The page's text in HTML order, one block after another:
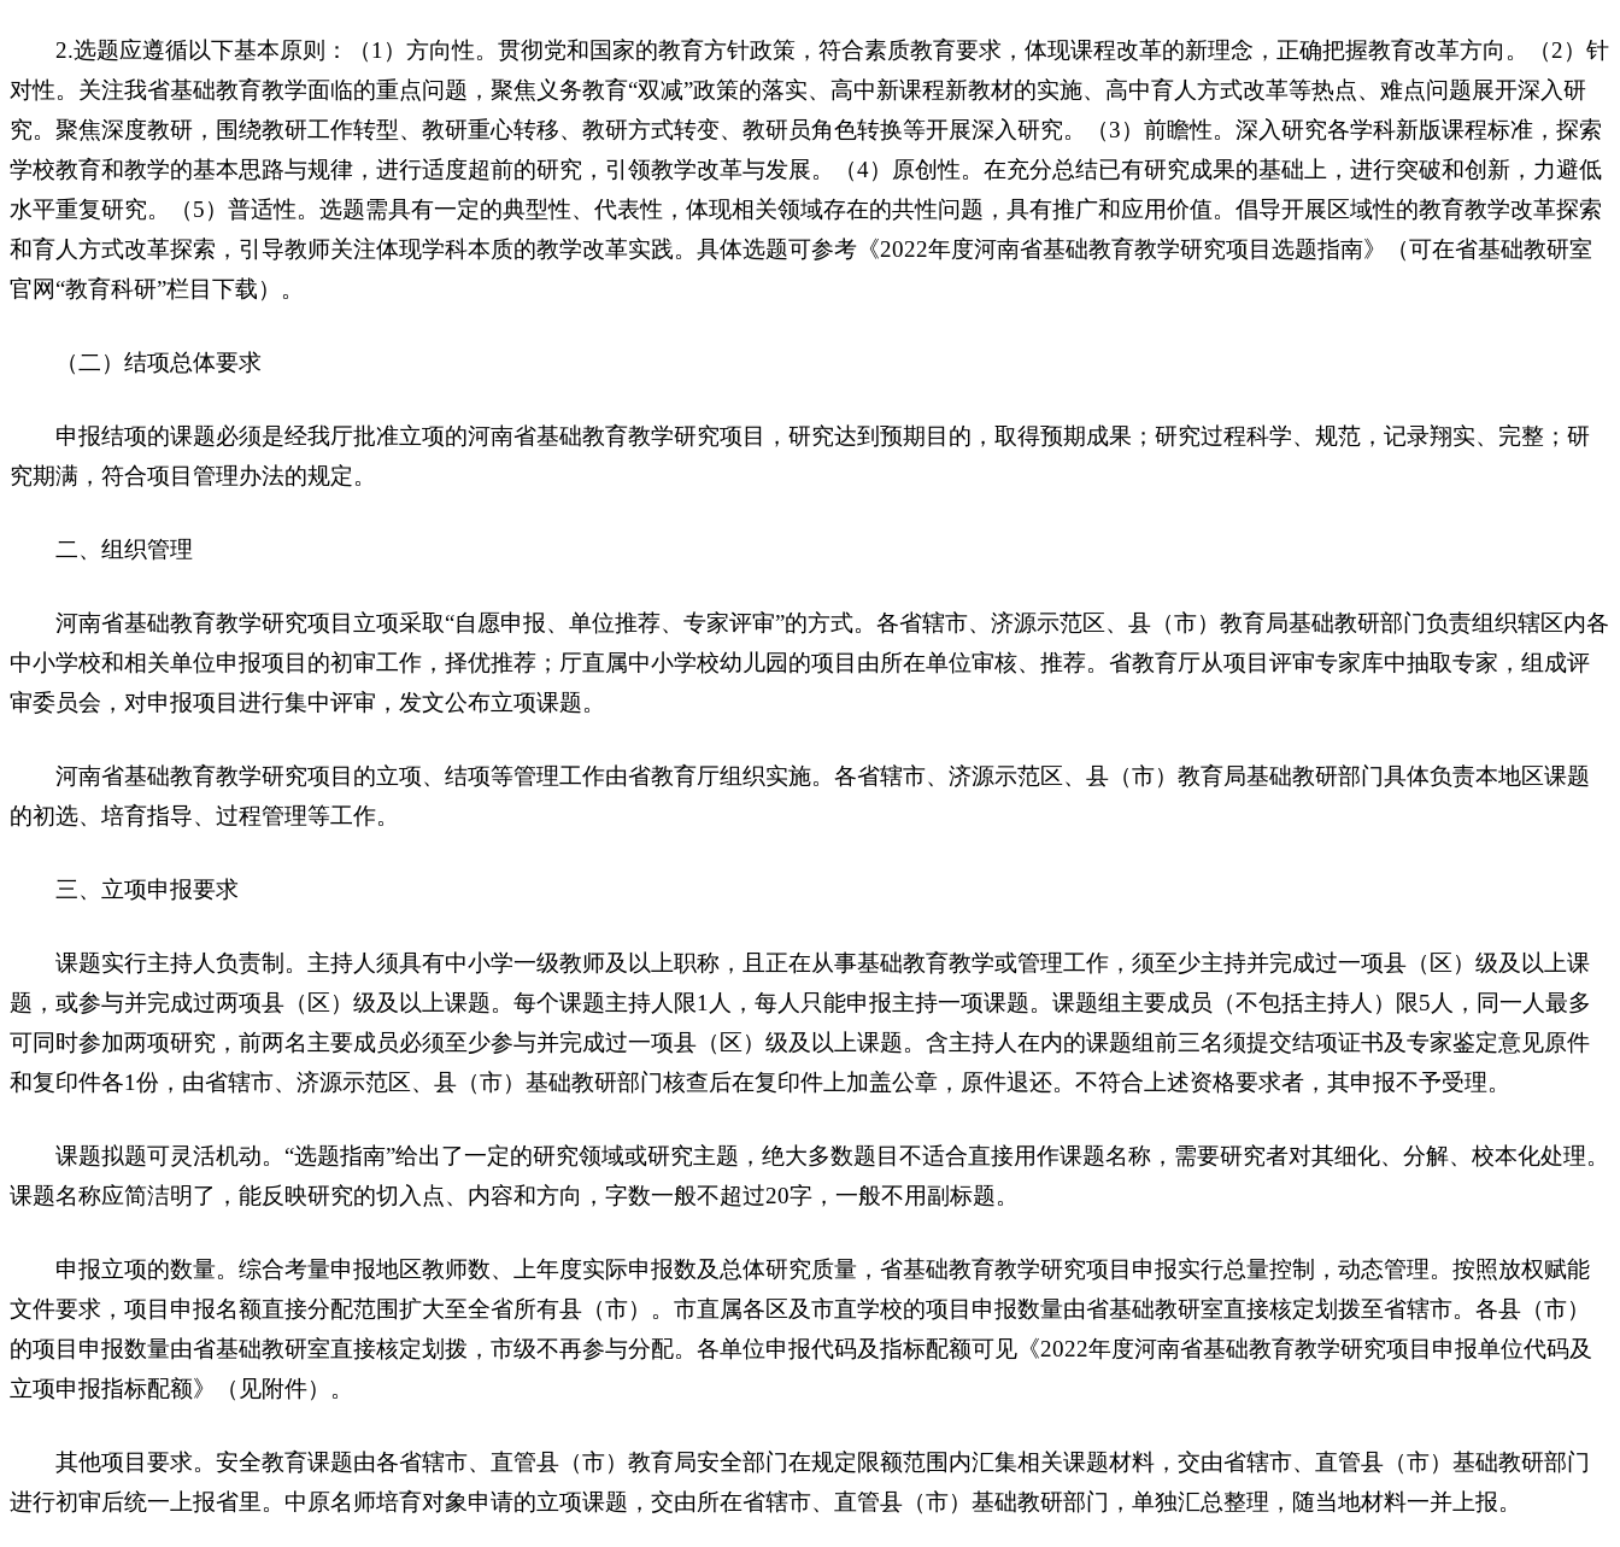
2.选题应遵循以下基本原则：（1）方向性。贯彻党和国家的教育方针政策，符合素质教育要求，体现课程改革的新理念，正确把握教育改革方向。（2）针
对性。关注我省基础教育教学面临的重点问题，聚焦义务教育“双减”政策的落实、高中新课程新教材的实施、高中育人方式改革等热点、难点问题展开深入研
究。聚焦深度教研，围绕教研工作转型、教研重心转移、教研方式转变、教研员角色转换等开展深入研究。（3）前瞻性。深入研究各学科新版课程标准，探索
学校教育和教学的基本思路与规律，进行适度超前的研究，引领教学改革与发展。（4）原创性。在充分总结已有研究成果的基础上，进行突破和创新，力避低
水平重复研究。（5）普适性。选题需具有一定的典型性、代表性，体现相关领域存在的共性问题，具有推广和应用价值。倡导开展区域性的教育教学改革探索
和育人方式改革探索，引导教师关注体现学科本质的教学改革实践。具体选题可参考《2022年度河南省基础教育教学研究项目选题指南》（可在省基础教研室
官网“教育科研”栏目下载）。
（二）结项总体要求
申报结项的课题必须是经我厅批准立项的河南省基础教育教学研究项目，研究达到预期目的，取得预期成果；研究过程科学、规范，记录翔实、完整；研
究期满，符合项目管理办法的规定。
二、组织管理
河南省基础教育教学研究项目立项采取“自愿申报、单位推荐、专家评审”的方式。各省辖市、济源示范区、县（市）教育局基础教研部门负责组织辖区内各
中小学校和相关单位申报项目的初审工作，择优推荐；厅直属中小学校幼儿园的项目由所在单位审核、推荐。省教育厅从项目评审专家库中抽取专家，组成评
审委员会，对申报项目进行集中评审，发文公布立项课题。
河南省基础教育教学研究项目的立项、结项等管理工作由省教育厅组织实施。各省辖市、济源示范区、县（市）教育局基础教研部门具体负责本地区课题
的初选、培育指导、过程管理等工作。
三、立项申报要求
课题实行主持人负责制。主持人须具有中小学一级教师及以上职称，且正在从事基础教育教学或管理工作，须至少主持并完成过一项县（区）级及以上课
题，或参与并完成过两项县（区）级及以上课题。每个课题主持人限1人，每人只能申报主持一项课题。课题组主要成员（不包括主持人）限5人，同一人最多
可同时参加两项研究，前两名主要成员必须至少参与并完成过一项县（区）级及以上课题。含主持人在内的课题组前三名须提交结项证书及专家鉴定意见原件
和复印件各1份，由省辖市、济源示范区、县（市）基础教研部门核查后在复印件上加盖公章，原件退还。不符合上述资格要求者，其申报不予受理。
课题拟题可灵活机动。“选题指南”给出了一定的研究领域或研究主题，绝大多数题目不适合直接用作课题名称，需要研究者对其细化、分解、校本化处理。
课题名称应简洁明了，能反映研究的切入点、内容和方向，字数一般不超过20字，一般不用副标题。
申报立项的数量。综合考量申报地区教师数、上年度实际申报数及总体研究质量，省基础教育教学研究项目申报实行总量控制，动态管理。按照放权赋能
文件要求，项目申报名额直接分配范围扩大至全省所有县（市）。市直属各区及市直学校的项目申报数量由省基础教研室直接核定划拨至省辖市。各县（市）
的项目申报数量由省基础教研室直接核定划拨，市级不再参与分配。各单位申报代码及指标配额可见《2022年度河南省基础教育教学研究项目申报单位代码及
立项申报指标配额》（见附件）。
其他项目要求。安全教育课题由各省辖市、直管县（市）教育局安全部门在规定限额范围内汇集相关课题材料，交由省辖市、直管县（市）基础教研部门
进行初审后统一上报省里。中原名师培育对象申请的立项课题，交由所在省辖市、直管县（市）基础教研部门，单独汇总整理，随当地材料一并上报。